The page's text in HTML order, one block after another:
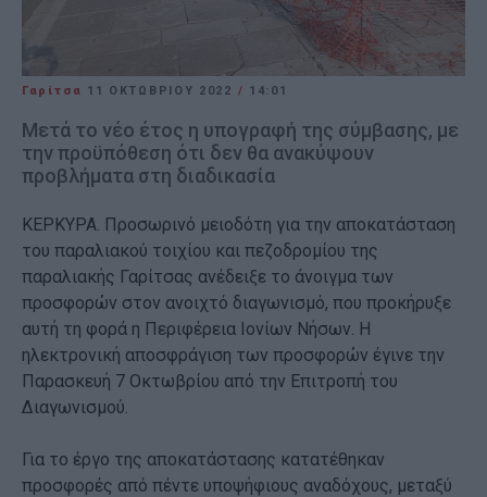
Γαρίτσα 11 ΟΚΤΩΒΡΊΟΥ 2022 / 14:01
Μετά το νέο έτος η υπογραφή της σύμβασης, με
την προϋπόθεση ότι δεν θα ανακύψουν
προβλήματα στη διαδικασία
ΚΕΡΚΥΡΑ. Προσωρινό μειοδότη για την αποκατάσταση
του παραλιακού τοιχίου και πεζοδρομίου της
παραλιακής Γαρίτσας ανέδειξε το άνοιγμα των
προσφορών στον ανοιχτό διαγωνισμό, που προκήρυξε
αυτή τη φορά η Περιφέρεια Ιονίων Νήσων. Η
ηλεκτρονική αποσφράγιση των προσφορών έγινε την
Παρασκευή 7 Οκτωβρίου από την Επιτροπή του
Διαγωνισμού.
Για το έργο της αποκατάστασης κατατέθηκαν
προσφορές από πέντε υποψήφιους αναδόχους, μεταξύ